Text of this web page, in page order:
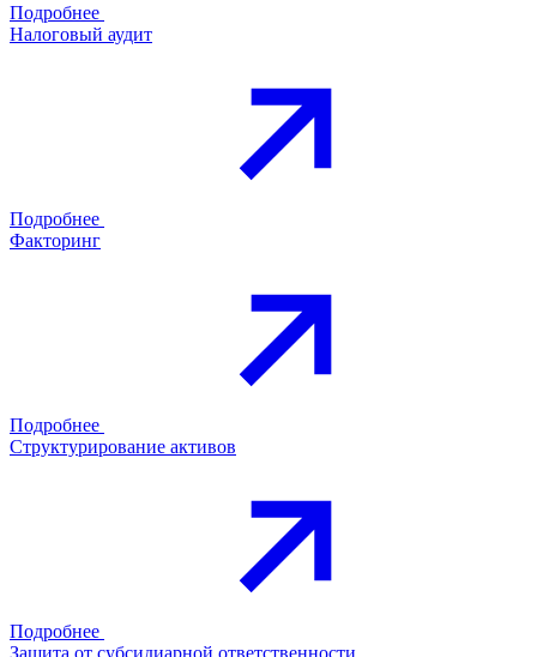
Подробнее
Налоговый аудит
Подробнее
Факторинг
Подробнее
Структурирование активов
Подробнее
Защита от субсидиарной ответственности